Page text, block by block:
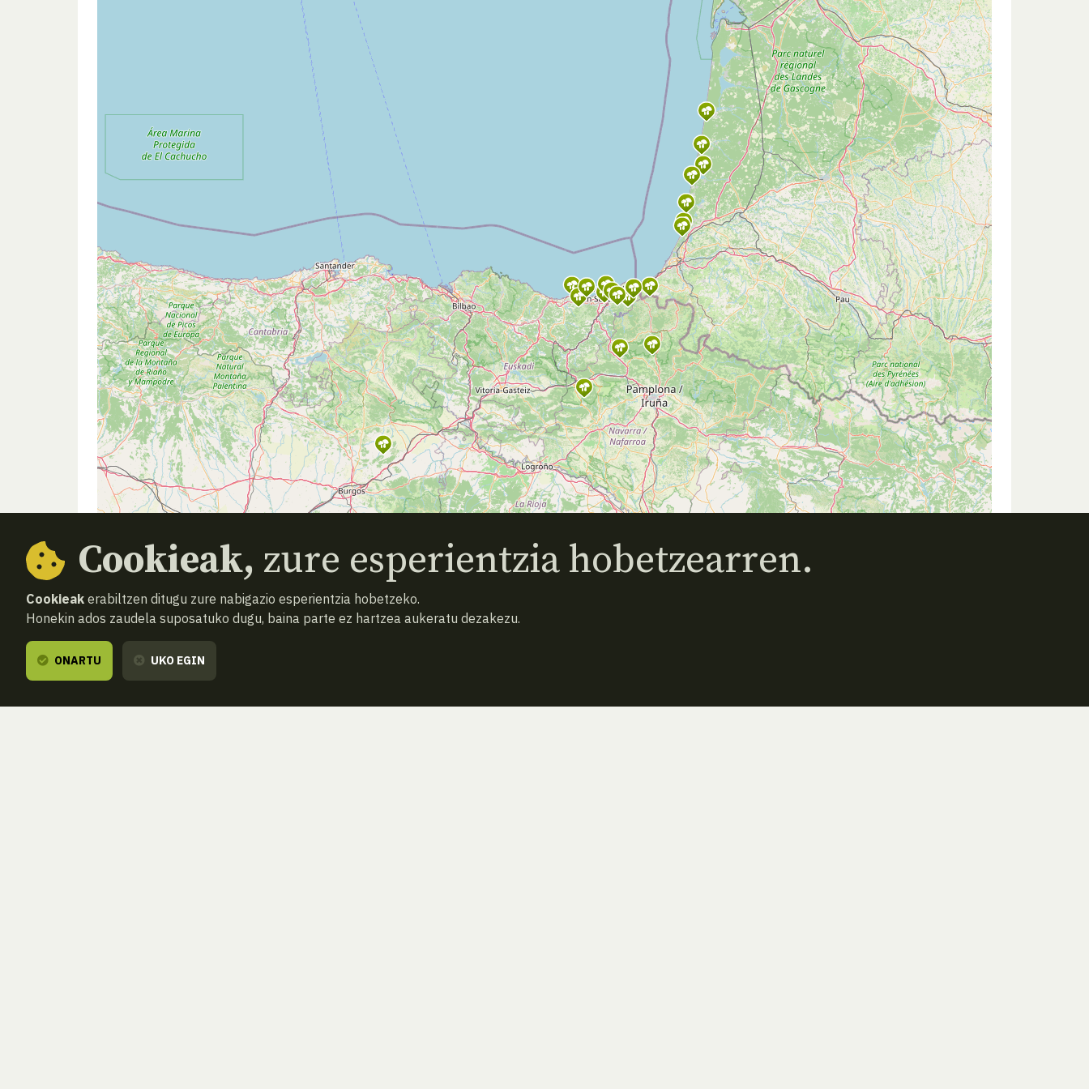
Cookieak, zure esperientzia hobetzearren.
Cookieak erabiltzen ditugu zure nabigazio esperientzia hobetzeko.
Honekin ados zaudela suposatuko dugu, baina parte ez hartzea aukeratu dezakezu.
ONARTU UKO EGIN